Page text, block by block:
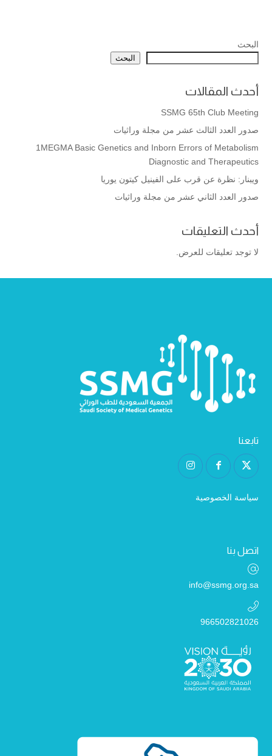
البحث
البحث
أحدث المقالات
SSMG 65th Club Meeting
صدور العدد الثالث عشر من مجلة وراثيات
1MEGMA Basic Genetics and Inborn Errors of Metabolism
Diagnostic and Therapeutics
ويبنار: نظرة عن قرب على الفينيل كيتون يوريا
صدور العدد الثاني عشر من مجلة وراثيات
أحدث التعليقات
لا توجد تعليقات للعرض.
تابعنا
سياسة الخصوصية
اتصل بنا
info@ssmg.org.sa
966502821026